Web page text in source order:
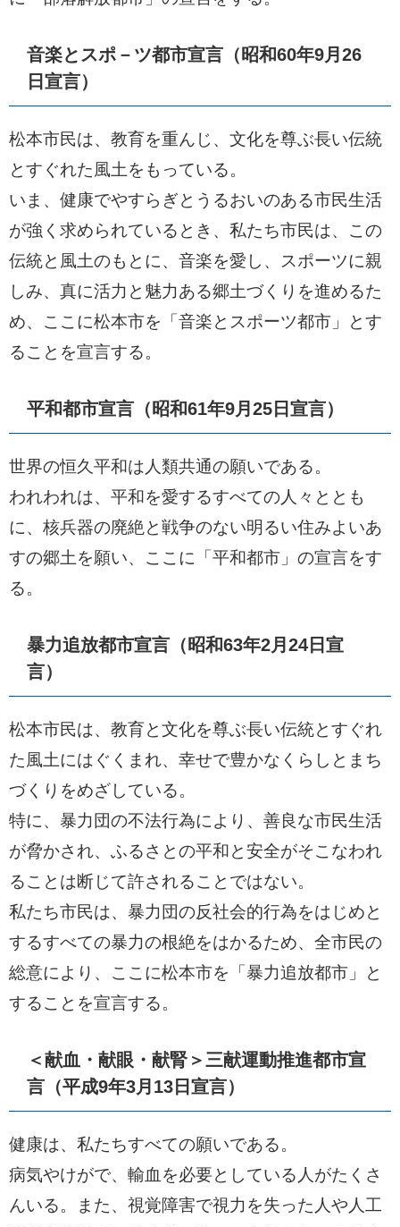
音楽とスポ－ツ都市宣言（昭和60年9月26
日宣言）
松本市民は、教育を重んじ、文化を尊ぶ長い伝統
とすぐれた風土をもっている。
いま、健康でやすらぎとうるおいのある市民生活
が強く求められているとき、私たち市民は、この
伝統と風土のもとに、音楽を愛し、スポーツに親
しみ、真に活力と魅力ある郷土づくりを進めるた
め、ここに松本市を「音楽とスポーツ都市」とす
ることを宣言する。
平和都市宣言（昭和61年9月25日宣言）
世界の恒久平和は人類共通の願いである。
われわれは、平和を愛するすべての人々ととも
に、核兵器の廃絶と戦争のない明るい住みよいあ
すの郷土を願い、ここに「平和都市」の宣言をす
る。
暴力追放都市宣言（昭和63年2月24日宣
言）
松本市民は、教育と文化を尊ぶ長い伝統とすぐれ
た風土にはぐくまれ、幸せで豊かなくらしとまち
づくりをめざしている。
特に、暴力団の不法行為により、善良な市民生活
が脅かされ、ふるさとの平和と安全がそこなわれ
ることは断じて許されることではない。
私たち市民は、暴力団の反社会的行為をはじめと
するすべての暴力の根絶をはかるため、全市民の
総意により、ここに松本市を「暴力追放都市」と
することを宣言する。
＜献血・献眼・献腎＞三献運動推進都市宣
言（平成9年3月13日宣言）
健康は、私たちすべての願いである。
病気やけがで、輸血を必要としている人がたくさ
んいる。また、視覚障害で視力を失った人や人工